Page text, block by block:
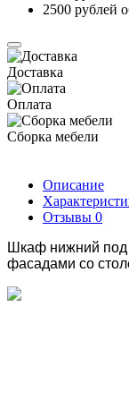
2500 рублей
Доставка
Оплата
Сборка мебели
Описание
Отзывы 0
Шкаф нижний под
фасадами со